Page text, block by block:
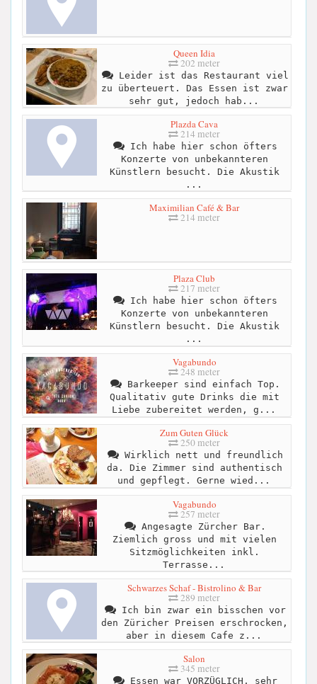
Queen Idia
202 meter
Leider ist das Restaurant viel
zu überteuert. Das Essen ist zwar
sehr gut, jedoch hab...
Plazda Cava
214 meter
Ich habe hier schon öfters
Konzerte von unbekannteren
Künstlern besucht. Die Akustik
...
Maximilian Café & Bar
214 meter
Plaza Club
217 meter
Ich habe hier schon öfters
Konzerte von unbekannteren
Künstlern besucht. Die Akustik
...
Vagabundo
248 meter
Barkeeper sind einfach Top.
Qualitativ gute Drinks die mit
Liebe zubereitet werden, g...
Zum Guten Glück
250 meter
Wirklich nett und freundlich
da. Die Zimmer sind authentisch
und gepflegt. Gerne wied...
Vagabundo
257 meter
Angesagte Zürcher Bar.
Ziemlich gross und mit vielen
Sitzmöglichkeiten inkl.
Terrasse...
Schwarzes Schaf - Bistrolino & Bar
289 meter
Ich bin zwar ein bisschen vor
den Züricher Preisen erschrocken,
aber in diesem Cafe z...
Salon
345 meter
Essen war VORZÜGLICH, sehr